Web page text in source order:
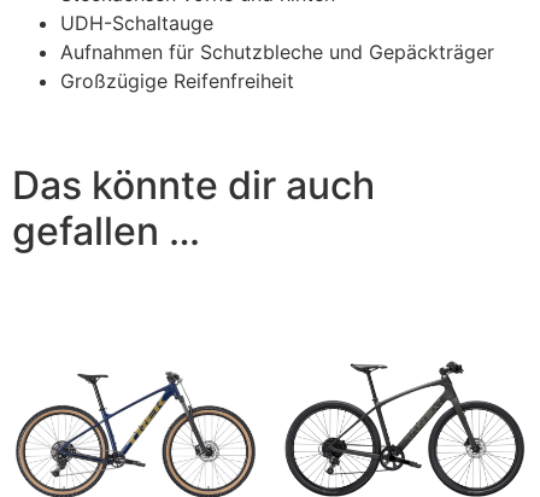
UDH-Schaltauge
Aufnahmen für Schutzbleche und Gepäckträger
Großzügige Reifenfreiheit
Das könnte dir auch
gefallen …